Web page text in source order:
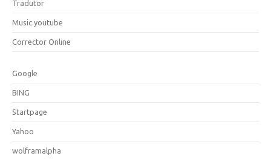
Tradutor
Music.youtube
Corrector Online
Google
BING
Startpage
Yahoo
wolframalpha